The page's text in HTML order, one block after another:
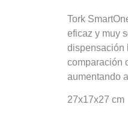
Tork
eficaz y muy
dispensación
comparación
aumentando
27x17x27 cm